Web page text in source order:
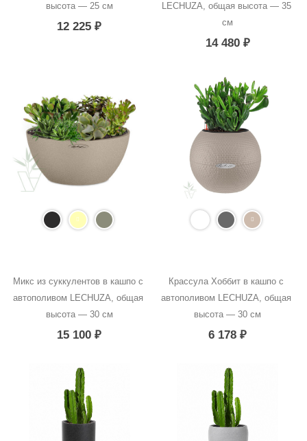
высота — 25 см
12 225₽
LECHUZA, общая высота — 35
см
14 480 ₽
Микс из суккулентов в кашпо с
автополивом LECHUZA, общая
высота — 30 см
15 100₽
Крассула Хоббит в кашпо с
автополивом LECHUZA, общая
высота — 30 см
6 178₽